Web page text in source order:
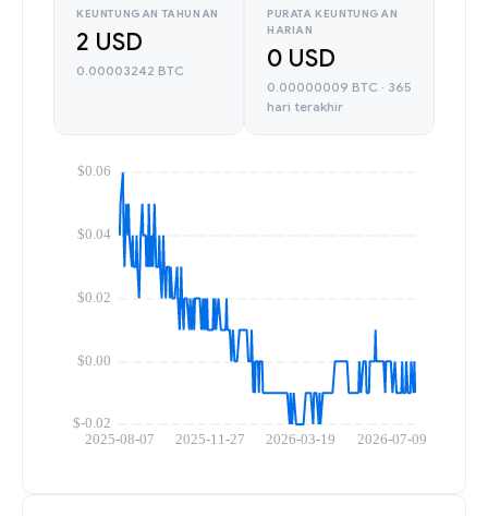
KEUNTUNGAN TAHUNAN
2 USD
0.00003242 BTC
PURATA KEUNTUNGAN
HARIAN
0 USD
0.00000009 BTC · 365
hari terakhir